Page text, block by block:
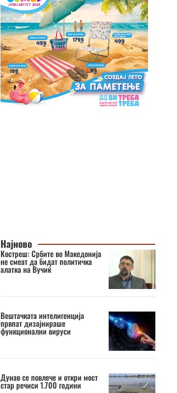
Најново
Костреш: Србите во Македонија
не смеат да бидат политичка
алатка на Вучиќ
Вештачката интелигенција
првпат дизајнираше
функционални вируси
Дунав се повлече и откри мост
стар речиси 1.700 години